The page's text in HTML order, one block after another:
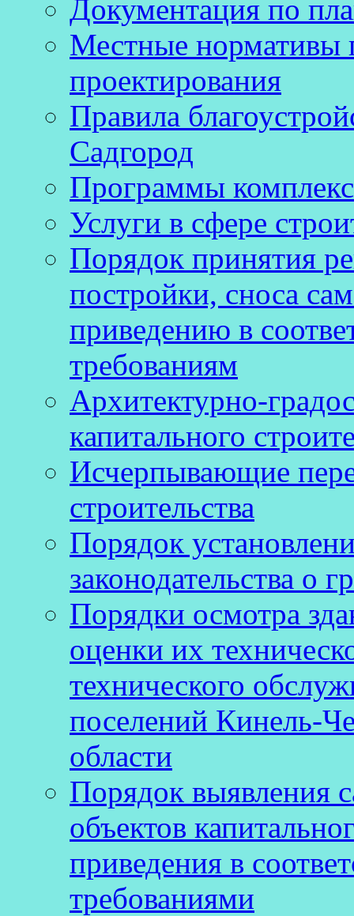
Документация по
Местные нормативы
проектирования
Правила
Садгород
Программы
Услуги в сфере
Порядок принятия
постройки, сноса
приведению в
требованиям
Архитектурно-
капитального
Исчерпывающие
строительства
Порядок
законодательства о
Порядки осмотра
оценки их
технического
поселений Кинель-
области
Порядок выявления
объектов
приведения в
требованиями